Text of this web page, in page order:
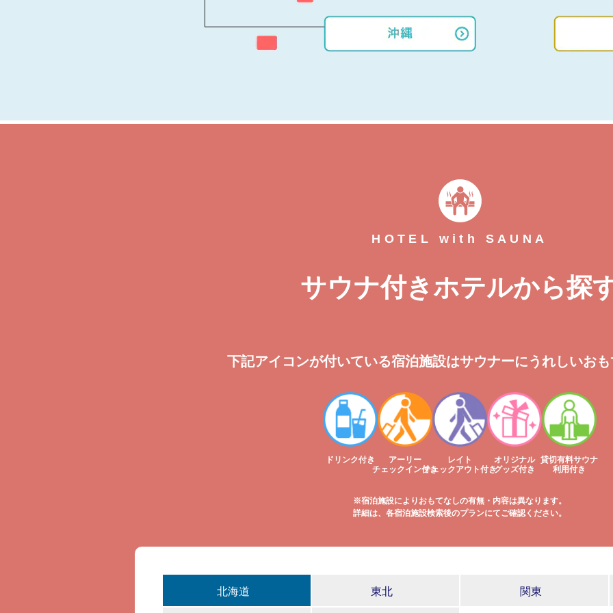
HOTEL with SAUNA
サウナ付きホテルから探
下記アイコンが付いている宿泊施設はサウナーにうれしいお
ドリンク付き
アーリー
チェックイン付き
レイト
チェックアウト付き
オリジナル
グッズ付き
貸切有料サウナ
利用付き
※宿泊施設によりおもてなしの有無・内容は異なります。
詳細は、各宿泊施設検索後のプランにてご確認ください。
北海道 東北 関東